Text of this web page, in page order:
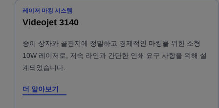
레이저 마킹 시스템
Videojet 3140
종이 상자와 골판지에 정밀하고 경제적인 마킹을 위한 소형
10W 레이저로, 저속 라인과 간단한 인쇄 요구 사항을 위해 설
계되었습니다.
더 알아보기